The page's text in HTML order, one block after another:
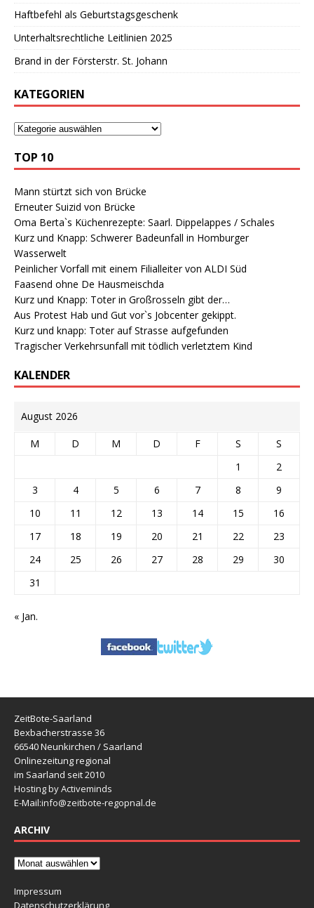
Haftbefehl als Geburtstagsgeschenk
Unterhaltsrechtliche Leitlinien 2025
Brand in der Försterstr. St. Johann
KATEGORIEN
TOP 10
Mann stürtzt sich von Brücke
Erneuter Suizid von Brücke
Oma Berta`s Küchenrezepte: Saarl. Dippelappes / Schales
Kurz und Knapp: Schwerer Badeunfall in Homburger
Wasserwelt
Peinlicher Vorfall mit einem Filialleiter von ALDI Süd
Faasend ohne De Hausmeischda
Kurz und Knapp: Toter in Großrosseln gibt der…
Aus Protest Hab und Gut vor`s Jobcenter gekippt.
Kurz und knapp: Toter auf Strasse aufgefunden
Tragischer Verkehrsunfall mit tödlich verletztem Kind
KALENDER
August 2026
M D M D F S
S
1
2
3
4 5 6 7 8
9
10
11 12 13 14 15
16
17
18 19 20 21 22
23
24
25 26 27 28 29
30
31
« Jan.
ZeitBote-Saarland
Bexbacherstrasse 36
66540 Neunkirchen / Saarland
Onlinezeitung regional
im Saarland seit 2010
Hosting by Activeminds
E-Mail:info@zeitbote-regopnal.de
ARCHIV
Impressum
Datenschutzerklärung